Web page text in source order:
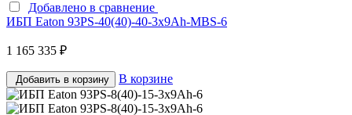
Добавлено в сравнение
ИБП Eaton 93PS-40(40)-40-3x9Ah-MBS-6
1 165 335 ₽
Добавить в корзину В корзине